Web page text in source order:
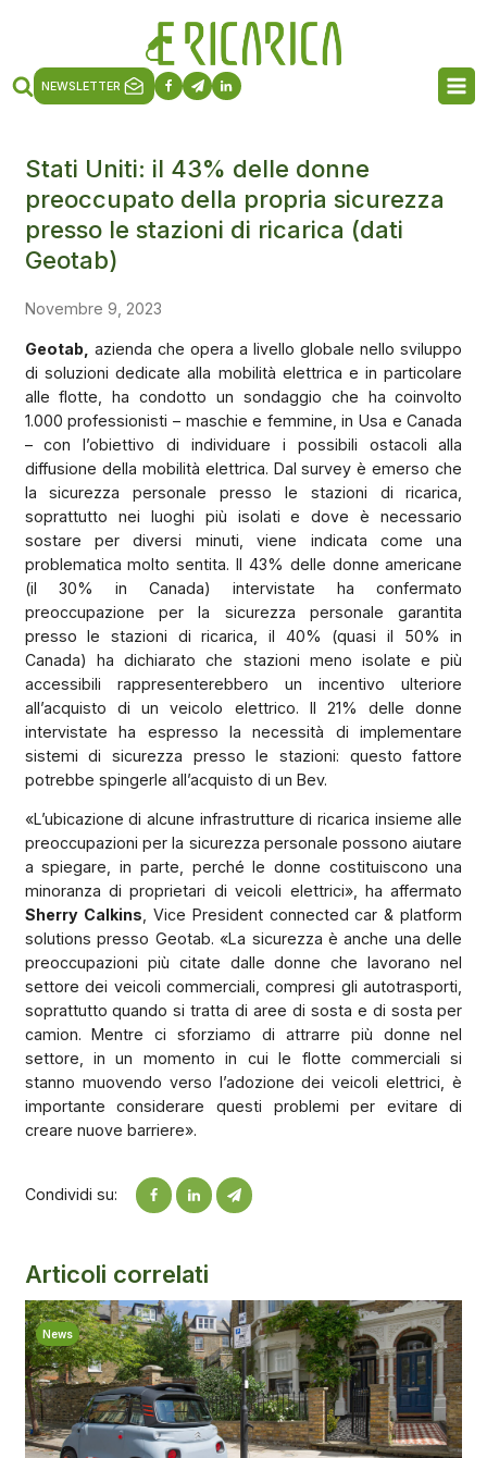
NEWSLETTER
Stati Uniti: il 43% delle donne
preoccupato della propria sicurezza
presso le stazioni di ricarica (dati
Geotab)
Novembre 9, 2023
Geotab,
azienda che opera a livello globale nello sviluppo
di soluzioni dedicate alla mobilità elettrica e in particolare
alle flotte, ha condotto un sondaggio che ha coinvolto
1.000 professionisti – maschie e femmine, in Usa e Canada
– con l’obiettivo di individuare i possibili ostacoli alla
diffusione della mobilità elettrica. Dal survey è emerso che
la sicurezza personale presso le stazioni di ricarica,
soprattutto nei luoghi più isolati e dove è necessario
sostare per diversi minuti, viene indicata come una
problematica molto sentita. Il 43% delle donne americane
(il 30% in Canada) intervistate ha confermato
preoccupazione per la sicurezza personale garantita
presso le stazioni di ricarica, il 40% (quasi il 50% in
Canada) ha dichiarato che stazioni meno isolate e più
accessibili rappresenterebbero un incentivo ulteriore
all’acquisto di un veicolo elettrico. Il 21% delle donne
intervistate ha espresso la necessità di implementare
sistemi di sicurezza presso le stazioni: questo fattore
potrebbe spingerle all’acquisto di un Bev.
«L’ubicazione di alcune infrastrutture di ricarica insieme alle
preoccupazioni per la sicurezza personale possono aiutare
a spiegare, in parte, perché le donne costituiscono una
minoranza di proprietari di veicoli elettrici», ha affermato
Sherry Calkins , Vice President connected car & platform
solutions presso Geotab. «La sicurezza è anche una delle
preoccupazioni più citate dalle donne che lavorano nel
settore dei veicoli commerciali, compresi gli autotrasporti,
soprattutto quando si tratta di aree di sosta e di sosta per
camion. Mentre ci sforziamo di attrarre più donne nel
settore, in un momento in cui le flotte commerciali si
stanno muovendo verso l’adozione dei veicoli elettrici, è
importante considerare questi problemi per evitare di
creare nuove barriere».
Condividi su:
Articoli correlati
News